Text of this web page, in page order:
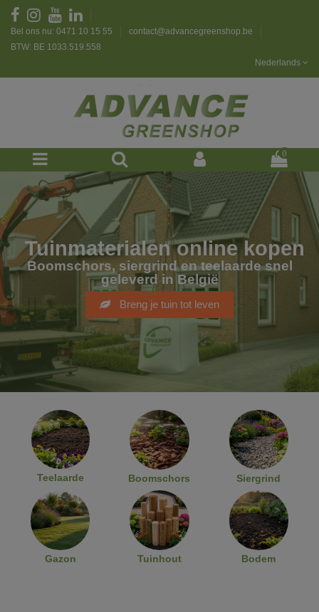
Bel ons nu: 0471 10 15 55
contact@advancegreenshop.be
BTW: BE 1033.519.558
Nederlands
0
Tuinmaterialen online kopen
Boomschors, siergrind en teelaarde snel
geleverd in België
Breng je tuin tot leven
Teelaarde Boomschors Siergrind
Gazon Tuinhout Bodem